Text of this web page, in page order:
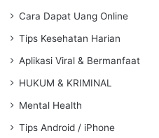
Cara Dapat Uang Online
Tips Kesehatan Harian
Aplikasi Viral & Bermanfaat
HUKUM & KRIMINAL
Mental Health
Tips Android / iPhone